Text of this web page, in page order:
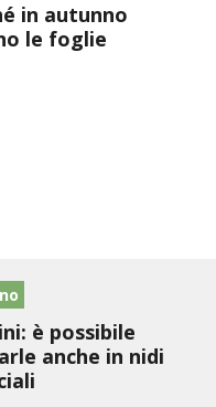
in autunno
le foglie
è possibile
anche in nidi